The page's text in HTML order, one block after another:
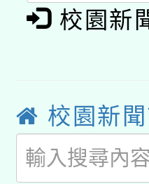
年度健
原住民
轉知教
方素養
「族語
文教學
件」活動
教育部
年度
校園新
校園新